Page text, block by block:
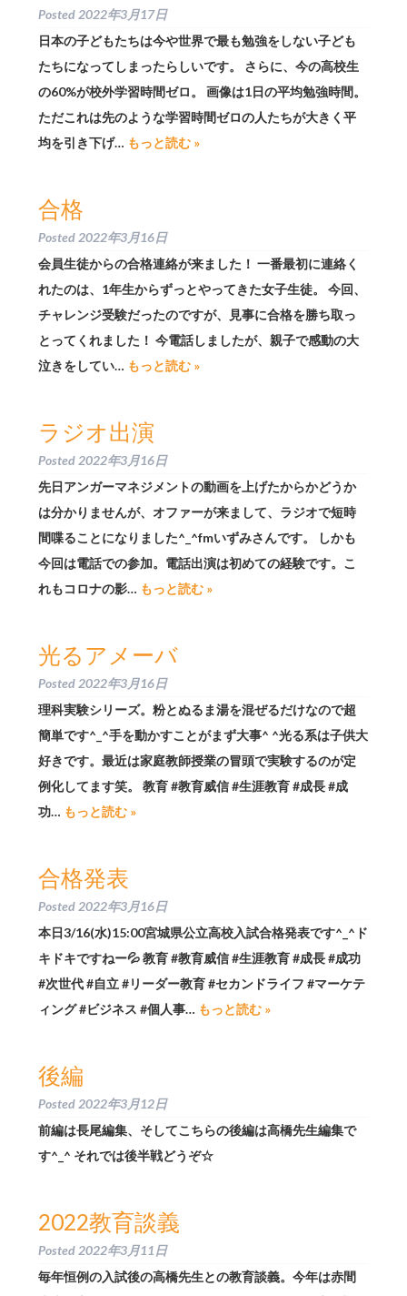
Posted 2022年3月17日
日本の子どもたちは今や世界で最も勉強をしない子ども
たちになってしまったらしいです。 さらに、今の高校生
の60%が校外学習時間ゼロ。 画像は1日の平均勉強時間。
ただこれは先のような学習時間ゼロの人たちが大きく平
均を引き下げ… もっと読む »
合格
Posted 2022年3月16日
会員生徒からの合格連絡が来ました！ 一番最初に連絡く
れたのは、1年生からずっとやってきた女子生徒。 今回、
チャレンジ受験だったのですが、見事に合格を勝ち取っ
とってくれました！ 今電話しましたが、親子で感動の大
泣きをしてい… もっと読む »
ラジオ出演
Posted 2022年3月16日
先日アンガーマネジメントの動画を上げたからかどうか
は分かりませんが、オファーが来まして、ラジオで短時
間喋ることになりました^_^fmいずみさんです。 しかも
今回は電話での参加。電話出演は初めての経験です。こ
れもコロナの影… もっと読む »
光るアメーバ
Posted 2022年3月16日
理科実験シリーズ。粉とぬるま湯を混ぜるだけなので超
簡単です^_^手を動かすことがまず大事^ ^光る系は子供大
好きです。最近は家庭教師授業の冒頭で実験するのが定
例化してます笑。 教育 #教育威信 #生涯教育 #成長 #成
功… もっと読む »
合格発表
Posted 2022年3月16日
本日3/16(水)15:00宮城県公立高校入試合格発表です^_^ド
キドキですねー💦 教育 #教育威信 #生涯教育 #成長 #成功
#次世代 #自立 #リーダー教育 #セカンドライフ #マーケテ
ィング #ビジネス #個人事… もっと読む »
後編
Posted 2022年3月12日
前編は長尾編集、そしてこちらの後編は高橋先生編集で
す^_^ それでは後半戦どうぞ☆
2022教育談義
Posted 2022年3月11日
毎年恒例の入試後の高橋先生との教育談義。今年は赤間